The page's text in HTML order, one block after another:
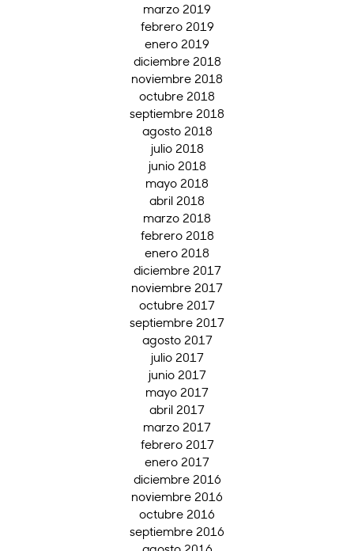
marzo 2019
febrero 2019
enero 2019
diciembre 2018
noviembre 2018
octubre 2018
septiembre 2018
agosto 2018
julio 2018
junio 2018
mayo 2018
abril 2018
marzo 2018
febrero 2018
enero 2018
diciembre 2017
noviembre 2017
octubre 2017
septiembre 2017
agosto 2017
julio 2017
junio 2017
mayo 2017
abril 2017
marzo 2017
febrero 2017
enero 2017
diciembre 2016
noviembre 2016
octubre 2016
septiembre 2016